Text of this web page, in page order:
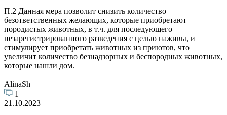
П.2 Данная мера позволит снизить количество
безответственных желающих, которые приобретают
породистых животных, в т.ч. для последующего
незарегистрированного разведения с целью наживы, и
стимулирует приобретать животных из приютов, что
увеличит количество безнадзорных и беспородных животных,
которые нашли дом.
AlinaSh
1
21.10.2023